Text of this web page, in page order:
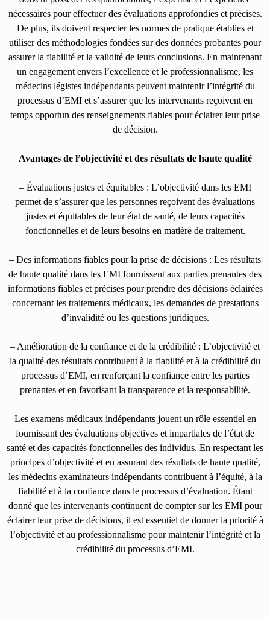
nécessaires pour effectuer des évaluations approfondies et précises.
De plus, ils doivent respecter les normes de pratique établies et
utiliser des méthodologies fondées sur des données probantes pour
assurer la fiabilité et la validité de leurs conclusions. En maintenant
un engagement envers l’excellence et le professionnalisme, les
médecins légistes indépendants peuvent maintenir l’intégrité du
processus d’EMI et s’assurer que les intervenants reçoivent en
temps opportun des renseignements fiables pour éclairer leur prise
de décision.
Avantages de l’objectivité et des résultats de haute qualité
– Évaluations justes et équitables : L’objectivité dans les EMI
permet de s’assurer que les personnes reçoivent des évaluations
justes et équitables de leur état de santé, de leurs capacités
fonctionnelles et de leurs besoins en matière de traitement.
– Des informations fiables pour la prise de décisions : Les résultats
de haute qualité dans les EMI fournissent aux parties prenantes des
informations fiables et précises pour prendre des décisions éclairées
concernant les traitements médicaux, les demandes de prestations
d’invalidité ou les questions juridiques.
– Amélioration de la confiance et de la crédibilité : L’objectivité et
la qualité des résultats contribuent à la fiabilité et à la crédibilité du
processus d’EMI, en renforçant la confiance entre les parties
prenantes et en favorisant la transparence et la responsabilité.
Les examens médicaux indépendants jouent un rôle essentiel en
fournissant des évaluations objectives et impartiales de l’état de
santé et des capacités fonctionnelles des individus. En respectant les
principes d’objectivité et en assurant des résultats de haute qualité,
les médecins examinateurs indépendants contribuent à l’équité, à la
fiabilité et à la confiance dans le processus d’évaluation. Étant
donné que les intervenants continuent de compter sur les EMI pour
éclairer leur prise de décisions, il est essentiel de donner la priorité à
l’objectivité et au professionnalisme pour maintenir l’intégrité et la
crédibilité du processus d’EMI.